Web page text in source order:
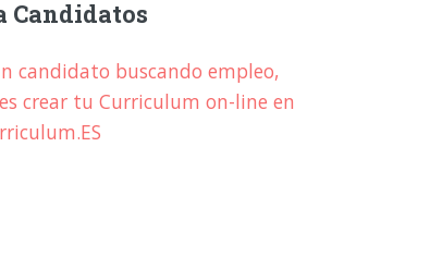
Candidatos
candidato buscando empleo,
crear tu Curriculum on-line en